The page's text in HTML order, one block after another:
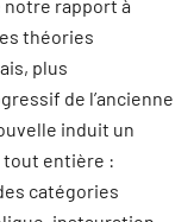
notre rapport à
théories
plus
de l’ancienne
induit un
tout entière :
catégories